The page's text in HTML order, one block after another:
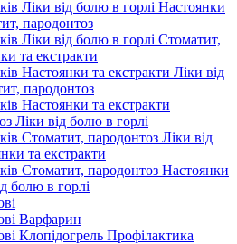
Ліки від болю в горлі Настоянки
пародонтоз
Ліки від болю в горлі Стоматит,
та екстракти
Настоянки та екстракти Ліки від
пародонтоз
Настоянки та екстракти
Ліки від болю в горлі
Стоматит, пародонтоз Ліки від
та екстракти
Стоматит, пародонтоз Настоянки
болю в горлі
Варфарин
Клопідогрель Профілактика